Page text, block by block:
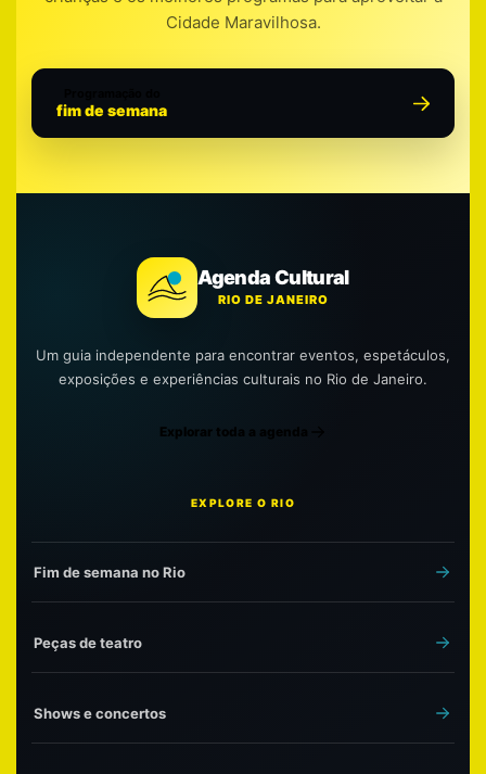
Cidade Maravilhosa.
fim de semana
Agenda Cultural
RIO DE JANEIRO
Um guia independente para encontrar eventos, espetáculos,
exposições e experiências culturais no Rio de Janeiro.
Explorar toda a agenda
EXPLORE O RIO
Fim de semana no Rio
Peças de teatro
Shows e concertos